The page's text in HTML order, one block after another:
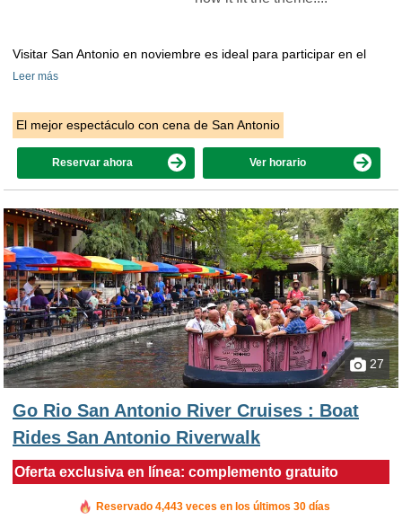
Visitar San Antonio en noviembre es ideal para participar en el
Leer más
El mejor espectáculo con cena de San Antonio
Reservar ahora Ver horario
27
Go Rio San Antonio River Cruises : Boat
Rides San Antonio Riverwalk
Oferta exclusiva en línea: complemento gratuito
Reservado en las últimas 3 horas